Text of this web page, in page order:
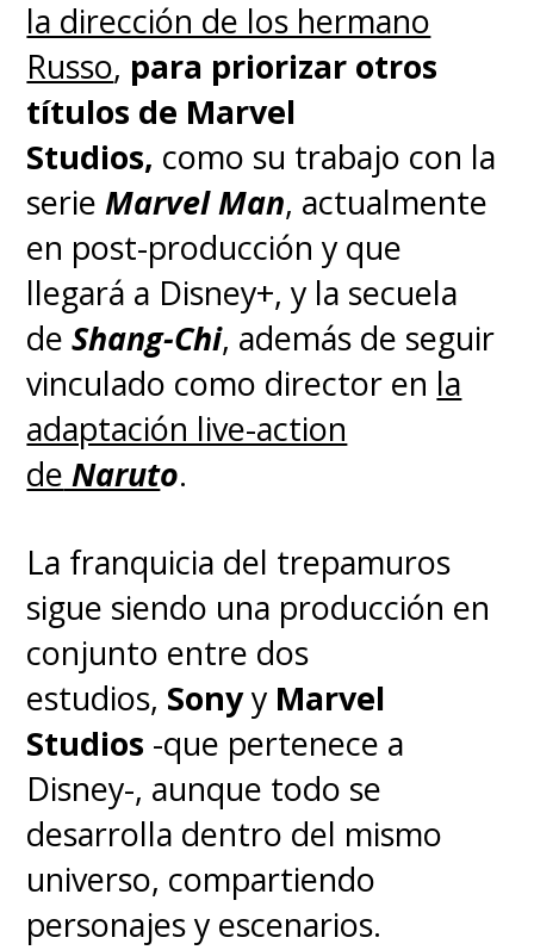
la dirección de los hermano
Russo, para priorizar otros
títulos de Marvel
Studios, como su trabajo con la
serieMarvel Man, actualmente
en post-producción y que
llegará a Disney+, y la secuela
deShang-Chi, además de seguir
vinculado como director en la
adaptación live-action
de Naruto.
La franquicia del trepamuros
sigue siendo una producción en
conjunto entre dos
estudios, Sonyy Marvel
Studios -que pertenece a
Disney-, aunque todo se
desarrolla dentro del mismo
universo, compartiendo
personajes y escenarios.